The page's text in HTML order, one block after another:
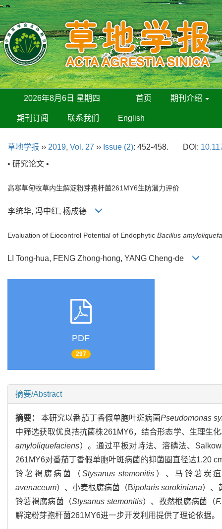
2026年8月6日 星期四 首页 期刊介绍
期刊订阅 联系我们 English
草地学报 ›› 2019, Vol. 27 ›› Issue (2): 452-458. DOI:
• 研究论文 •
高寒草甸牧草内生解淀粉芽孢杆菌261MY6生防潜力评价
李统华, 冯中红, 杨成德
Evaluation of Eiocontrol Potential of Endophytic Bacillus
LI Tong-hua, FENG Zhong-hong, YANG Cheng-de
PDF
297
摘要/Abstract
摘要：本研究以番茄丁香假单胞叶斑病菌Pseudomonas
中筛选获取优良拮抗菌株261MY6，结合形态学、生理生
amyloliquefaciens）。通过平板对峙法、溶磷法、
261MY6对番茄丁香假单胞叶斑病菌的抑菌圈直径达1.20
铃薯褐腐病菌（Stysanus stemonitis ）、马铃薯炭
avenaceum）、小麦根腐病菌（Bipolaris sorokiniana）、
铃薯褐腐病菌（Stysanus stemonitis）、孜然根腐病菌（
解淀粉芽孢杆菌261MY6进一步开发利用提供了理论依据。